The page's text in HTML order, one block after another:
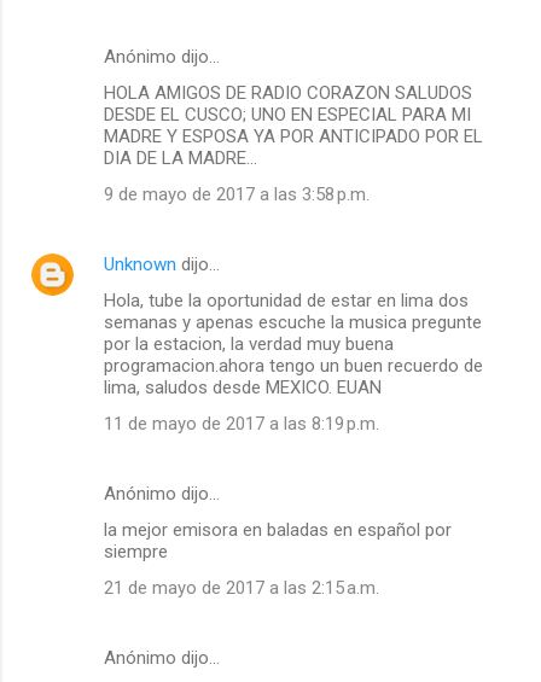
Anónimo dijo…
HOLA AMIGOS DE RADIO CORAZON SALUDOS
DESDE EL CUSCO; UNO EN ESPECIAL PARA MI
MADRE Y ESPOSA YA POR ANTICIPADO POR EL
DIA DE LA MADRE...
9 de mayo de 2017 a las 3:58 p.m.
Unknown dijo…
Hola, tube la oportunidad de estar en lima dos
semanas y apenas escuche la musica pregunte
por la estacion, la verdad muy buena
programacion.ahora tengo un buen recuerdo de
lima, saludos desde MEXICO. EUAN
11 de mayo de 2017 a las 8:19 p.m.
Anónimo dijo…
la mejor emisora en baladas en español por
siempre
21 de mayo de 2017 a las 2:15 a.m.
Anónimo dijo…